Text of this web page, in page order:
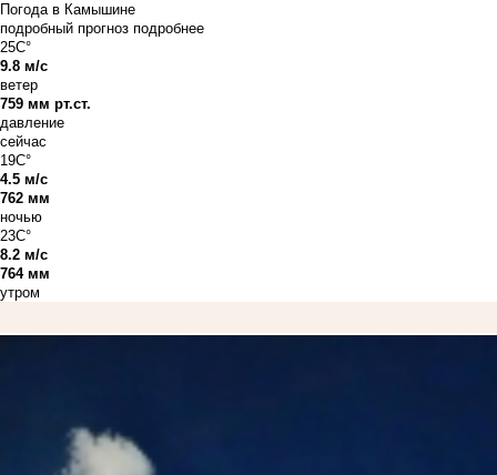
Погода в Камышине
подробный прогноз подробнее
25C°
9.8 м/с
ветер
759 мм рт.ст.
давление
сейчас
19C°
4.5 м/с
762 мм
ночью
23C°
8.2 м/с
764 мм
утром